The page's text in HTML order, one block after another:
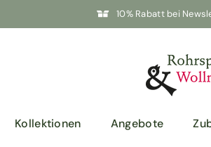
10% Rabatt bei
Kollektionen Angebote